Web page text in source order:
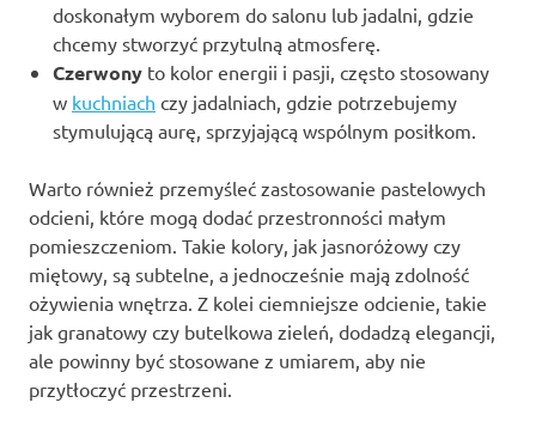
doskonałym wyborem do salonu lub jadalni, gdzie
chcemy stworzyć przytulną atmosferę.
Czerwony to kolor energii i pasji, często stosowany
w kuchniach czy jadalniach, gdzie potrzebujemy
stymulującą aurę, sprzyjającą wspólnym posiłkom.
Warto również przemyśleć zastosowanie pastelowych
odcieni, które mogą dodać przestronności małym
pomieszczeniom. Takie kolory, jak jasnoróżowy czy
miętowy, są subtelne, a jednocześnie mają zdolność
ożywienia wnętrza. Z kolei ciemniejsze odcienie, takie
jak granatowy czy butelkowa zieleń, dodadzą elegancji,
ale powinny być stosowane z umiarem, aby nie
przytłoczyć przestrzeni.